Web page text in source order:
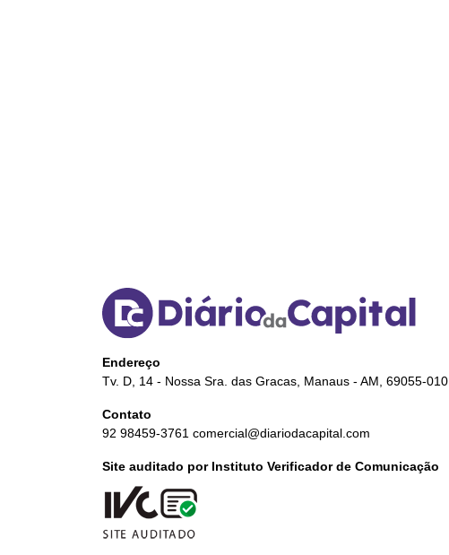
Endereço
Tv. D, 14 - Nossa Sra. das Gracas, Manaus - AM, 69055-010
Contato
92 98459-3761 comercial@diariodacapital.com
Site auditado por Instituto Verificador de Comunicação